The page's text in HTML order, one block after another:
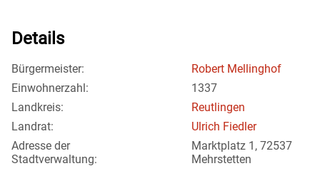
Details
Bürgermeister:
Robert Mellinghof
Einwohnerzahl:
1337
Landkreis:
Reutlingen
Landrat:
Ulrich Fiedler
Adresse der
Stadtverwaltung:
Marktplatz 1, 72537
Mehrstetten